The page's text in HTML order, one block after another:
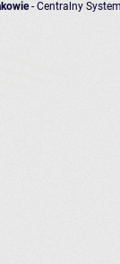
- Centralny